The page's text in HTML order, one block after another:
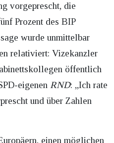
vorgeprescht, die
Prozent des BIP
wurde unmittelbar
relativiert: Vizekanzler
öffentlich
eigenen RND: „Ich rate
und über Zahlen
einen möglichen